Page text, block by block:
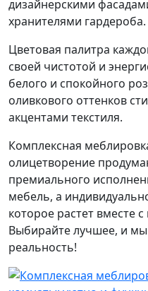
дизайнерскими
хранителями гардероба.
Цветовая палитра
своей чистотой и
белого и спокойного
оливкового оттенков
акцентами текстиля.
Комплексная
олицетворение
премиального
мебель, а
которое растет вместе
Выбирайте лучшее, и
реальность!